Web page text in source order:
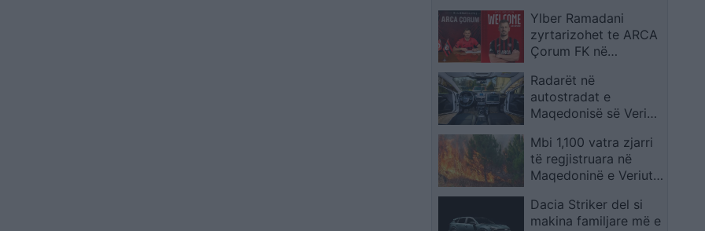
Ylber Ramadani
zyrtarizohet te ARCA
Çorum FK në
Radarët në
autostradat e
Maqedonisë së Veriut
shpejtësinë e
automjeteve
Mbi 1,100 vatra zjarri
të regjistruara në
Maqedoninë e Veriut
të parë të vitit
Dacia Striker del si
makina familjare më e